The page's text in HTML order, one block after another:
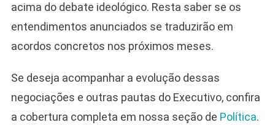
acima do debate ideológico. Resta saber se os
entendimentos anunciados se traduzirão em
acordos concretos nos próximos meses.
Se deseja acompanhar a evolução dessas
negociações e outras pautas do Executivo, confira
a cobertura completa em nossa seção de Política.